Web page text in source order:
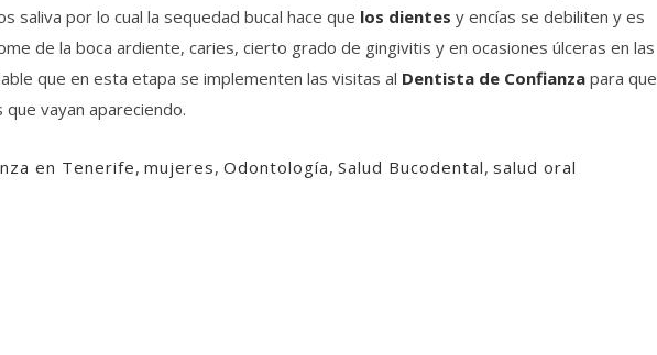
saliva por lo cual la sequedad bucal hace que los dientes y encías se debiliten y es
de la boca ardiente, caries, cierto grado de gingivitis y en ocasiones úlceras en las
que en esta etapa se implementen las visitas al Dentista de Confianza para que
vayan apareciendo.
en Tenerife, mujeres, Odontología, Salud Bucodental, salud oral